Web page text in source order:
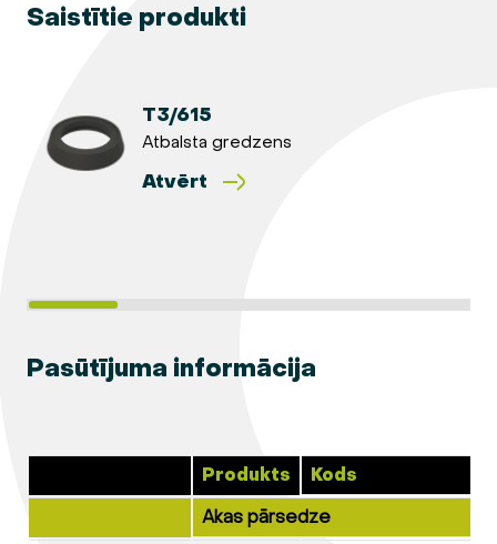
Saistītie produkti
T3/615
Atbalsta gredzens
Atvērt
Pasūtījuma informācija
Produkts Kods
Akas pārsedze